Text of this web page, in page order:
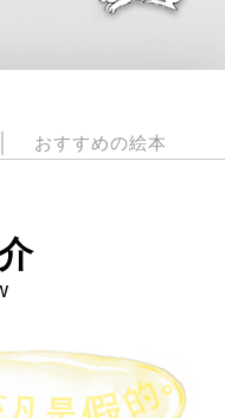
おすすめの絵本